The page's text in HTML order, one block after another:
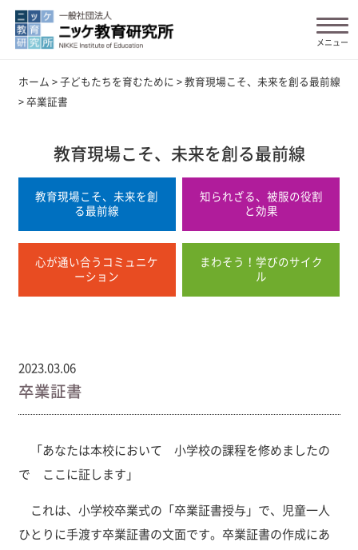
ホーム > 子どもたちを育むために > 教育現場こそ、未来を創る最前線
> 卒業証書
教育現場こそ、未来を創る最前線
教育現場こそ、未来を創
る最前線
知られざる、被服の役割
と効果
心が通い合うコミュニケ
ーション
まわそう！学びのサイク
ル
2023.03.06
卒業証書
「あなたは本校において 小学校の課程を修めましたの
で ここに証します」
これは、小学校卒業式の「卒業証書授与」で、児童一人
ひとりに手渡す卒業証書の文面です。卒業証書の作成にあ